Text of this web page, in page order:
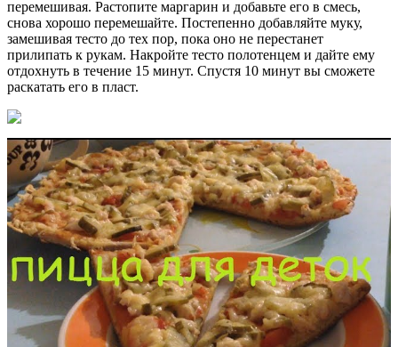
перемешивая. Растопите маргарин и добавьте его в смесь,
снова хорошо перемешайте. Постепенно добавляйте муку,
замешивая тесто до тех пор, пока оно не перестанет
прилипать к рукам. Накройте тесто полотенцем и дайте ему
отдохнуть в течение 15 минут. Спустя 10 минут вы сможете
раскатать его в пласт.